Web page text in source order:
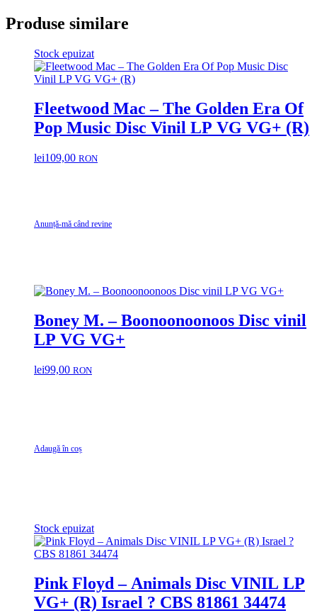
Produse similare
Stock epuizat
Fleetwood Mac – The Golden Era Of
Pop Music Disc Vinil LP VG VG+ (R)
lei109,00 RON
Anunță-mă când revine
Boney M. – Boonoonoonoos Disc vinil
LP VG VG+
lei99,00 RON
Adaugă în coș
Stock epuizat
Pink Floyd – Animals Disc VINIL LP
VG+ (R) Israel ? CBS 81861 34474